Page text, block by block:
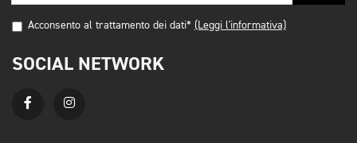
Acconsento al trattamento dei dati* (Leggi l'informativa)
SOCIAL NETWORK